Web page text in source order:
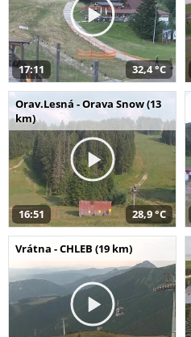
17:11 32,4 °C
Orav.Lesná - Orava Snow (13
km)
16:51 28,9 °C
Vrátna - CHLEB (19 km)